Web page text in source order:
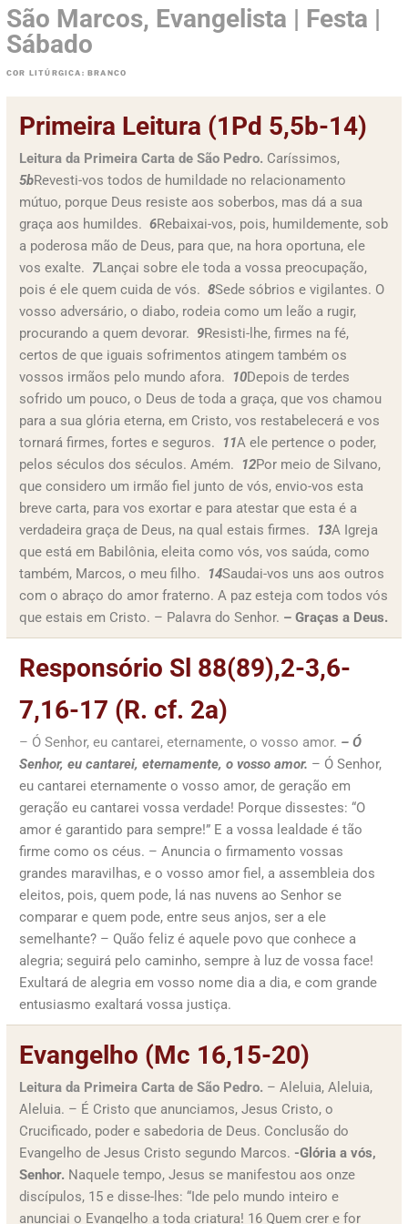
São Marcos, Evangelista | Festa |
Sábado
COR LITÚRGICA: BRANCO
Primeira Leitura (1Pd 5,5b-14)
Leitura da Primeira Carta de São Pedro. Caríssimos,
5bRevesti-vos todos de humildade no relacionamento
mútuo, porque Deus resiste aos soberbos, mas dá a sua
graça aos humildes. 6Rebaixai-vos, pois, humildemente, sob
a poderosa mão de Deus, para que, na hora oportuna, ele
vos exalte. 7Lançai sobre ele toda a vossa preocupação,
pois é ele quem cuida de vós. 8Sede sóbrios e vigilantes. O
vosso adversário, o diabo, rodeia como um leão a rugir,
procurando a quem devorar. 9Resisti-lhe, firmes na fé,
certos de que iguais sofrimentos atingem também os
vossos irmãos pelo mundo afora.
10Depois de terdes
sofrido um pouco, o Deus de toda a graça, que vos chamou
para a sua glória eterna, em Cristo, vos restabelecerá e vos
tornará firmes, fortes e seguros.
11A ele pertence o poder,
pelos séculos dos séculos. Amém.
12Por meio de Silvano,
que considero um irmão fiel junto de vós, envio-vos esta
breve carta, para vos exortar e para atestar que esta é a
verdadeira graça de Deus, na qual estais firmes.
13A Igreja
que está em Babilônia, eleita como vós, vos saúda, como
também, Marcos, o meu filho.
14Saudai-vos uns aos outros
com o abraço do amor fraterno. A paz esteja com todos vós
que estais em Cristo. – Palavra do Senhor. – Graças a Deus.
Responsório Sl 88(89),2-3,6-
7,16-17 (R. cf. 2a)
– Ó Senhor, eu cantarei, eternamente, o vosso amor. – Ó
Senhor, eu cantarei, eternamente, o vosso amor. – Ó Senhor,
eu cantarei eternamente o vosso amor, de geração em
geração eu cantarei vossa verdade! Porque dissestes: “O
amor é garantido para sempre!” E a vossa lealdade é tão
firme como os céus. – Anuncia o firmamento vossas
grandes maravilhas, e o vosso amor fiel, a assembleia dos
eleitos, pois, quem pode, lá nas nuvens ao Senhor se
comparar e quem pode, entre seus anjos, ser a ele
semelhante? – Quão feliz é aquele povo que conhece a
alegria; seguirá pelo caminho, sempre à luz de vossa face!
Exultará de alegria em vosso nome dia a dia, e com grande
entusiasmo exaltará vossa justiça.
Evangelho (Mc 16,15-20)
Leitura da Primeira Carta de São Pedro. – Aleluia, Aleluia,
Aleluia. – É Cristo que anunciamos, Jesus Cristo, o
Crucificado, poder e sabedoria de Deus. Conclusão do
Evangelho de Jesus Cristo segundo Marcos. -Glória a vós,
Senhor. Naquele tempo, Jesus se manifestou aos onze
discípulos, 15 e disse-lhes: “Ide pelo mundo inteiro e
anunciai o Evangelho a toda criatura! 16 Quem crer e for